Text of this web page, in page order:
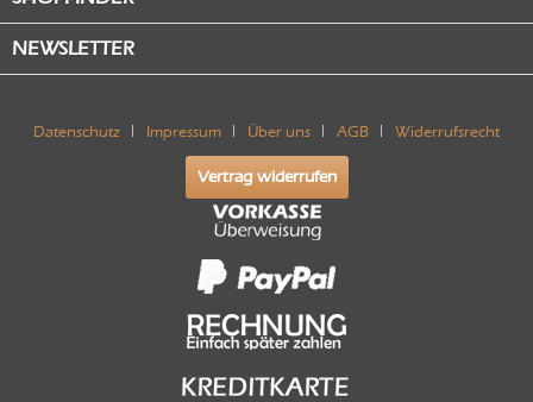
NEWSLETTER
Datenschutz Impressum Über uns AGB Widerrufsrecht
Vertrag widerrufen